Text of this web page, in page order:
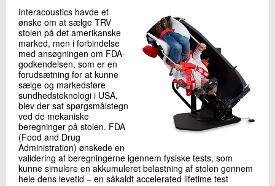
Interacoustics havde et
ønske om at sælge TRV
stolen på det amerikanske
marked, men i forbindelse
med ansøgningen om FDA-
godkendelsen, som er en
forudsætning for at kunne
sælge og markedsføre
sundhedsteknologi i USA,
blev der sat spørgsmålstegn
ved de mekaniske
beregninger på stolen. FDA
(Food and Drug
Administration) ønskede en
validering af beregningerne igennem fysiske tests, som
kunne simulere en akkumuleret belastning af stolen gennem
hele dens levetid – en såkaldt accelerated lifetime test